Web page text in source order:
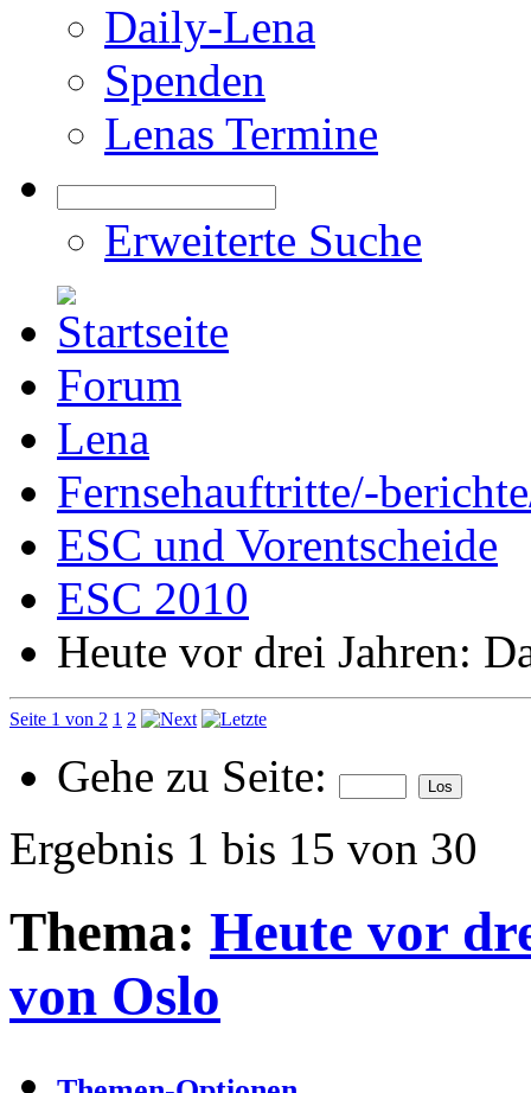
Daily-Lena
Spenden
Lenas Termine
Erweiterte Suche
Forum
Lena
Fernsehauftritte/-
ESC und Vorentscheide
ESC 2010
Heute vor drei Jahren:
Seite 1 von 2 1 2
Gehe zu Seite:
Ergebnis 1 bis 15 von 30
Thema: Heute vor
von Oslo